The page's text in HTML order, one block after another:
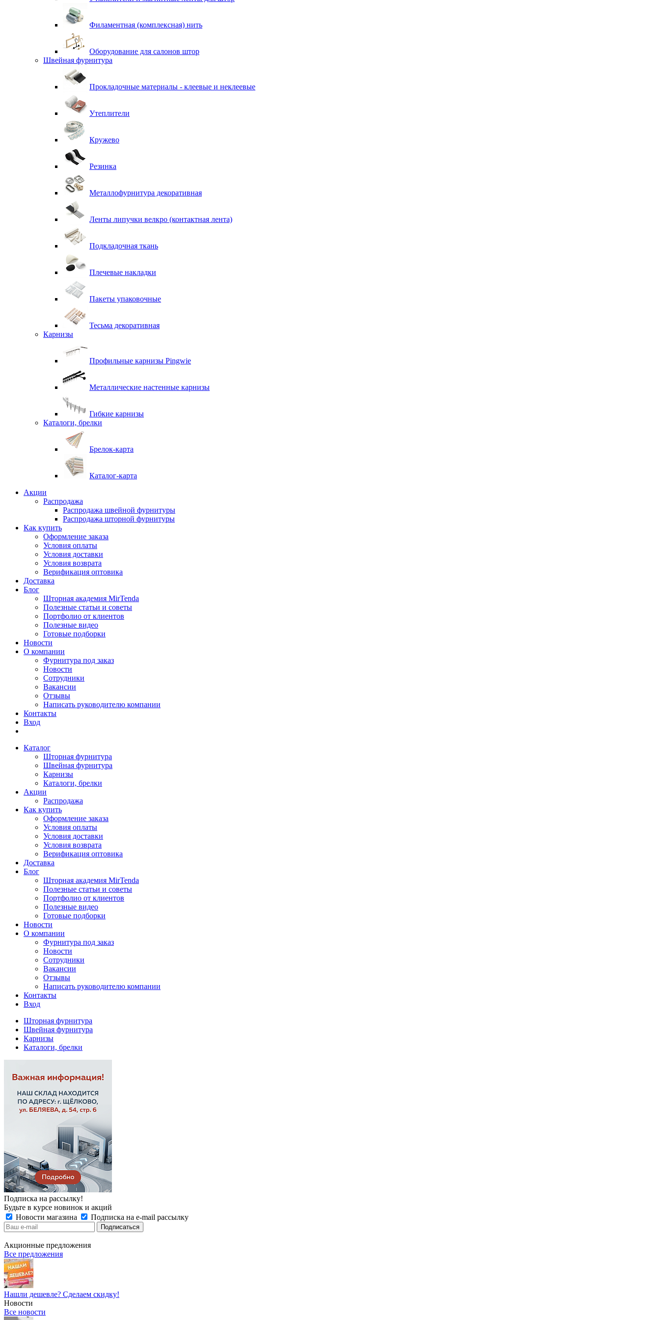
Филаментная (комплексная) нить
Оборудование для салонов штор
Швейная фурнитура
Прокладочные материалы - клеевые и неклеевые
Утеплители
Кружево
Резинка
Металлофурнитура декоративная
Ленты липучки велкро (контактная лента)
Подкладочная ткань
Плечевые накладки
Пакеты упаковочные
Тесьма декоративная
Карнизы
Профильные карнизы Pingwie
Металлические настенные карнизы
Гибкие карнизы
Каталоги, брелки
Брелок-карта
Каталог-карта
Акции
Распродажа
Распродажа швейной фурнитуры
Распродажа шторной фурнитуры
Как купить
Оформление заказа
Условия оплаты
Условия доставки
Условия возврата
Верификация оптовика
Доставка
Блог
Шторная академия MirTenda
Полезные статьи и советы
Портфолио от клиентов
Полезные видео
Готовые подборки
Новости
О компании
Фурнитура под заказ
Новости
Сотрудники
Вакансии
Отзывы
Написать руководителю компании
Контакты
Вход
Каталог
Шторная фурнитура
Швейная фурнитура
Карнизы
Каталоги, брелки
Акции
Распродажа
Как купить
Оформление заказа
Условия оплаты
Условия доставки
Условия возврата
Верификация оптовика
Доставка
Блог
Шторная академия MirTenda
Полезные статьи и советы
Портфолио от клиентов
Полезные видео
Готовые подборки
Новости
О компании
Фурнитура под заказ
Новости
Сотрудники
Вакансии
Отзывы
Написать руководителю компании
Контакты
Вход
Шторная фурнитура
Швейная фурнитура
Карнизы
Каталоги, брелки
Подписка на рассылку!
Будьте в курсе новинок и акций
Новости магазина
Подписка на e-mail рассылку
Акционные предложения
Все предложения
Нашли дешевле? Сделаем скидку!
Новости
Все новости